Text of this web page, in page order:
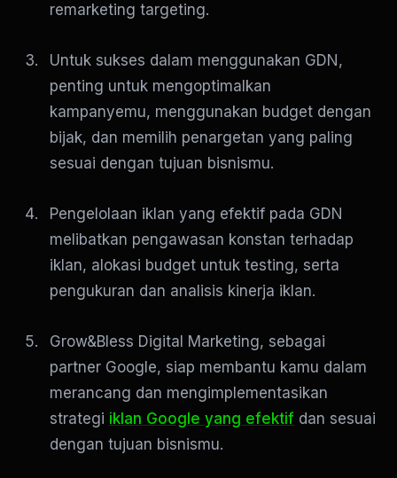
remarketing targeting.
Untuk sukses dalam menggunakan GDN,
penting untuk mengoptimalkan
kampanyemu, menggunakan budget dengan
bijak, dan memilih penargetan yang paling
sesuai dengan tujuan bisnismu.
Pengelolaan iklan yang efektif pada GDN
melibatkan pengawasan konstan terhadap
iklan, alokasi budget untuk testing, serta
pengukuran dan analisis kinerja iklan.
Grow&Bless Digital Marketing, sebagai
partner Google, siap membantu kamu dalam
merancang dan mengimplementasikan
strategi iklan Google yang efektif dan sesuai
dengan tujuan bisnismu.